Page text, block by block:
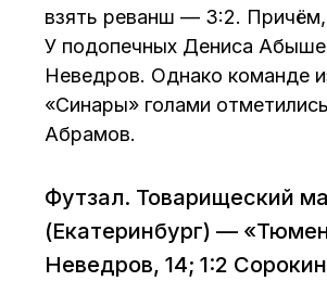
взять реванш — 3:2.
У подопечных Дениса
Неведров. Однако команде
«Синары» голами
Абрамов.
Футзал. Товарищеский
(Екатеринбург) —
Неведров, 14; 1:2